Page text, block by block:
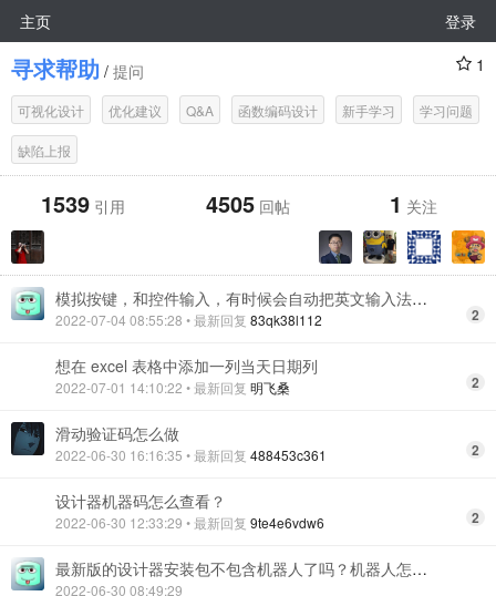
主页 登录
寻求帮助 / 提问 1
可视化设计 优化建议 Q&A 函数编码设计 新手学习 学习问题
缺陷上报
1539 引用 4505 回帖 1 关注
模拟按键，和控件输入，有时候会自动把英文输入法切换成中文输入法再进行输入？
2022-07-04 08:55:28 • 最新回复 83qk38l112 2
想在 excel 表格中添加一列当天日期列
2022-07-01 14:10:22 • 最新回复 明飞桑 2
滑动验证码怎么做
2022-06-30 16:16:35 • 最新回复 488453c361 2
设计器机器码怎么查看？
2022-06-30 12:33:29 • 最新回复 9te4e6vdw6 2
最新版的设计器安装包不包含机器人了吗？机器人怎么安装？
2022-06-30 08:49:29